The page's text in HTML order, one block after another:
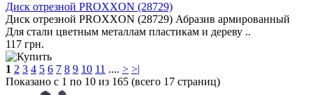
Диск отрезной PROXXON (28729)
Диск отрезной PROXXON (28729) Абразив армированный
Для стали цветным металлам пластикам и дереву ..
117 грн.
1 2 3 4 5 6 7 8 9 10 11 .... > >|
Показано с 1 по 10 из 165 (всего 17 страниц)